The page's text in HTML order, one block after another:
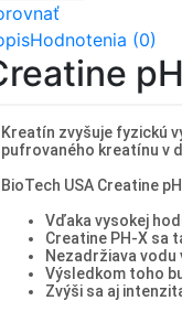
Hodnotenia (0)
Kreatín zvyšuje fyzickú
pufrovaného kreatínu v
BioTech USA Creatine
Vďaka vysokej
Creatine PH-X sa
Nezadržiava vodu
Výsledkom toho
Zvýši sa aj